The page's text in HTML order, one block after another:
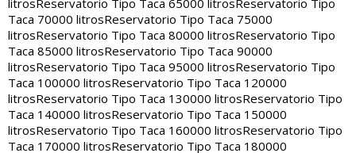
litrosReservatorio Tipo Taca 65000 litrosReservatorio Tipo
Taca 70000 litrosReservatorio Tipo Taca 75000
litrosReservatorio Tipo Taca 80000 litrosReservatorio Tipo
Taca 85000 litrosReservatorio Tipo Taca 90000
litrosReservatorio Tipo Taca 95000 litrosReservatorio Tipo
Taca 100000 litrosReservatorio Tipo Taca 120000
litrosReservatorio Tipo Taca 130000 litrosReservatorio Tipo
Taca 140000 litrosReservatorio Tipo Taca 150000
litrosReservatorio Tipo Taca 160000 litrosReservatorio Tipo
Taca 170000 litrosReservatorio Tipo Taca 180000